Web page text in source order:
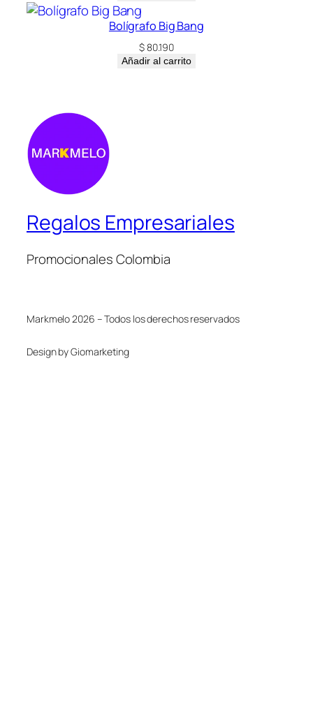
Bolígrafo Big Bang
$80.190
Añadir al carrito
Regalos Empresariales
Promocionales Colombia
Markmelo 2026 – Todos los derechos reservados
Design by Giomarketing